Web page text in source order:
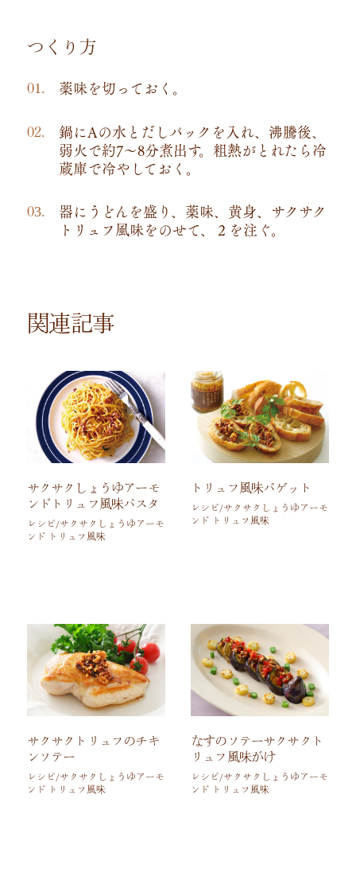
つくり方
薬味を切っておく。
鍋にAの水とだしパックを入れ、沸騰後、
弱火で約7～8分煮出す。粗熱がとれたら冷
蔵庫で冷やしておく。
器にうどんを盛り、薬味、黄身、サクサク
トリュフ風味をのせて、２を注ぐ。
関連記事
サクサクしょうゆアーモ
ンドトリュフ風味パスタ
レシピ/サクサクしょうゆアーモ
ンド トリュフ風味
トリュフ風味バゲット
レシピ/サクサクしょうゆアーモ
ンド トリュフ風味
サクサクトリュフのチキ
ンソテー
レシピ/サクサクしょうゆアーモ
ンド トリュフ風味
なすのソテーサクサクト
リュフ風味がけ
レシピ/サクサクしょうゆアーモ
ンド トリュフ風味